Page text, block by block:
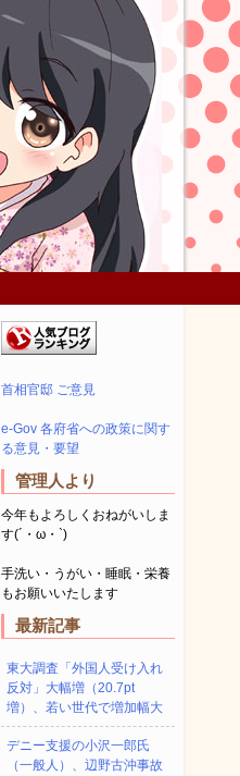
首相官邸 ご意見
e-Gov 各府省への政策に関す
る意見・要望
管理人より
今年もよろしくおねがいしま
す(´・ω・`)
手洗い・うがい・睡眠・栄養
もお願いいたします
最新記事
東大調査「外国人受け入れ
反対」大幅増（20.7pt
増）、若い世代で増加幅大
デニー支援の小沢一郎氏
（一般人）、辺野古沖事故